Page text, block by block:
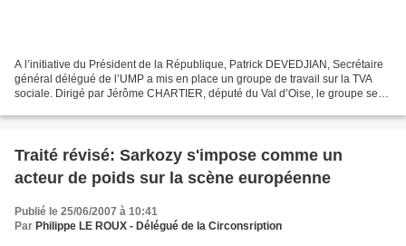
A l’initiative du Président de la République, Patrick DEVEDJIAN, Secrétaire
général délégué de l’UMP a mis en place un groupe de travail sur la TVA
sociale. Dirigé par Jérôme CHARTIER, député du Val d’Oise, le groupe sera
Traité révisé: Sarkozy s'impose comme un
acteur de poids sur la scène européenne
Publié le 25/06/2007 à 10:41
Par Philippe LE ROUX - Délégué de la Circonsription